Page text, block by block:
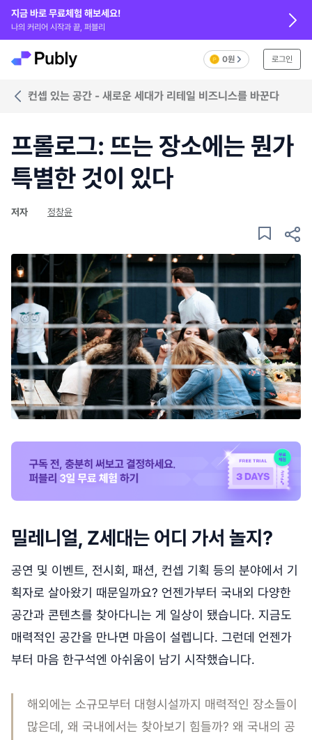
지금 바로 무료체험 해보세요!
나의 커리어 시작과 끝, 퍼블리
0원 로그인
컨셉 있는 공간 - 새로운 세대가 리테일 비즈니스를 바꾼다
프롤로그: 뜨는 장소에는 뭔가
특별한 것이 있다
저자 정창윤
밀레니얼, Z세대는 어디 가서 놀지?
공연 및 이벤트, 전시회, 패션, 컨셉 기획 등의 분야에서 기
획자로 살아왔기 때문일까요? 언젠가부터 국내외 다양한
공간과 콘텐츠를 찾아다니는 게 일상이 됐습니다. 지금도
매력적인 공간을 만나면 마음이 설렙니다. 그런데 언젠가
부터 마음 한구석엔 아쉬움이 남기 시작했습니다.
해외에는 소규모부터 대형시설까지 매력적인 장소들이
많은데, 왜 국내에서는 찾아보기 힘들까? 왜 국내의 공